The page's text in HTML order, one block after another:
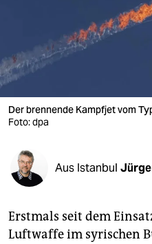
wahrheit
verlag
verlag
veranstaltungen
shop
fragen & hilfe
unterstützen
abo
Der brennende Kampfjet vom
Foto: dpa
Aus Istanbul
Erstmals seit dem
Luftwaffe im syrischen